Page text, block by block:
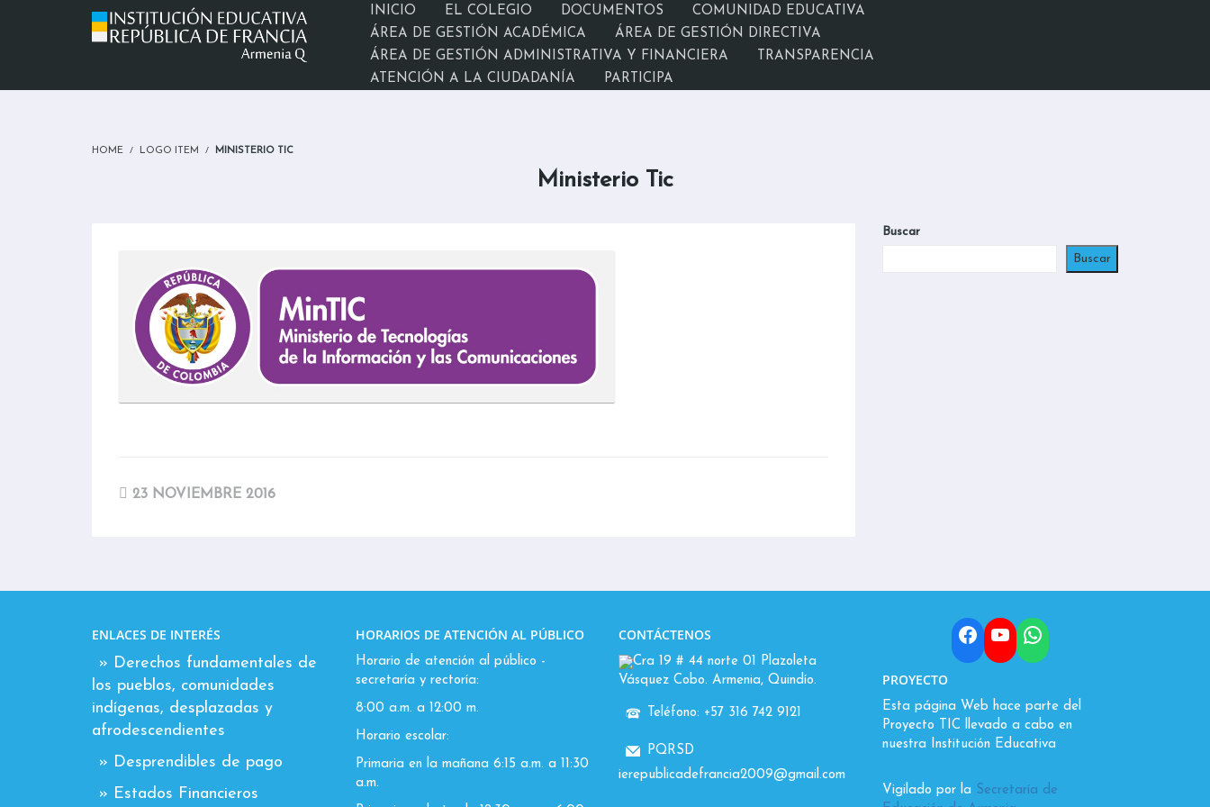
INICIO EL COLEGIO DOCUMENTOS
COMUNIDAD EDUCATIVA
ÁREA DE GESTIÓN ACADÉMICA
ÁREA DE GESTIÓN DIRECTIVA
ÁREA DE GESTIÓN ADMINISTRATIVA Y FINANCIERA
TRANSPARENCIA
ATENCIÓN A LA CIUDADANÍA
PARTICIPA
HOME LOGO ITEM MINISTERIO TIC
Ministerio Tic
23 NOVIEMBRE 2016
Buscar
Buscar
ENLACES DE INTERÉS
» Derechos fundamentales de
los pueblos, comunidades
indígenas, desplazadas y
afrodescendientes
» Desprendibles de pago
» Estados Financieros
HORARIOS DE ATENCIÓN AL PÚBLICO
Horario de atención al público -
secretaría y rectoría:
8:00 a.m. a 12:00 m.
Horario escolar:
Primaria en la mañana 6:15 a.m. a 11:30
a.m.
CONTÁCTENOS
Cra 19 # 44 norte 01 Plazoleta
Vásquez Cobo. Armenia, Quindío.
Teléfono: +57 316 742 9121
PQRSD
ierepublicadefrancia2009@gmail.com
Facebook
YouTubeWhatsApp
PROYECTO
Esta página Web hace parte del
Proyecto TIC llevado a cabo en
nuestra Institución Educativa
Vigilado por la Secretaría de